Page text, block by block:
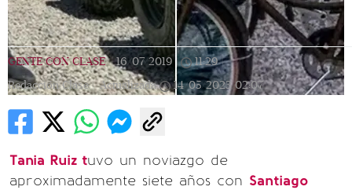
GENTE CON CLASE | 16/07/2019 | 11:29 |
Redacción Clase | Actualizada 14/05/2023 02:07
Tania Ruiz tuvo un noviazgo de
aproximadamente siete años con Santiago